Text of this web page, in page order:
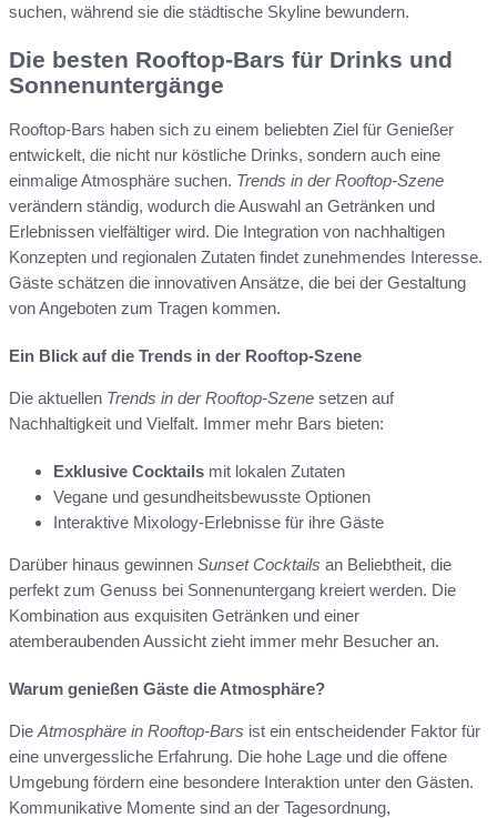
suchen, während sie die städtische Skyline bewundern.
Die besten Rooftop-Bars für Drinks und
Sonnenuntergänge
Rooftop-Bars haben sich zu einem beliebten Ziel für Genießer
entwickelt, die nicht nur köstliche Drinks, sondern auch eine
einmalige Atmosphäre suchen. Trends in der Rooftop-Szene
verändern ständig, wodurch die Auswahl an Getränken und
Erlebnissen vielfältiger wird. Die Integration von nachhaltigen
Konzepten und regionalen Zutaten findet zunehmendes Interesse.
Gäste schätzen die innovativen Ansätze, die bei der Gestaltung
von Angeboten zum Tragen kommen.
Ein Blick auf die Trends in der Rooftop-Szene
Die aktuellen Trends in der Rooftop-Szene setzen auf
Nachhaltigkeit und Vielfalt. Immer mehr Bars bieten:
Exklusive Cocktails mit lokalen Zutaten
Vegane und gesundheitsbewusste Optionen
Interaktive Mixology-Erlebnisse für ihre Gäste
Darüber hinaus gewinnen Sunset Cocktails an Beliebtheit, die
perfekt zum Genuss bei Sonnenuntergang kreiert werden. Die
Kombination aus exquisiten Getränken und einer
atemberaubenden Aussicht zieht immer mehr Besucher an.
Warum genießen Gäste die Atmosphäre?
Die Atmosphäre in Rooftop-Bars ist ein entscheidender Faktor für
eine unvergessliche Erfahrung. Die hohe Lage und die offene
Umgebung fördern eine besondere Interaktion unter den Gästen.
Kommunikative Momente sind an der Tagesordnung,